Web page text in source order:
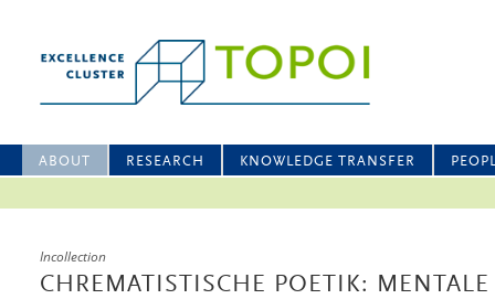
ABOUT RESEARCH KNOWLEDGE TRANSFER
Incollection
CHREMATISTISCHE POETIK: MENTALE